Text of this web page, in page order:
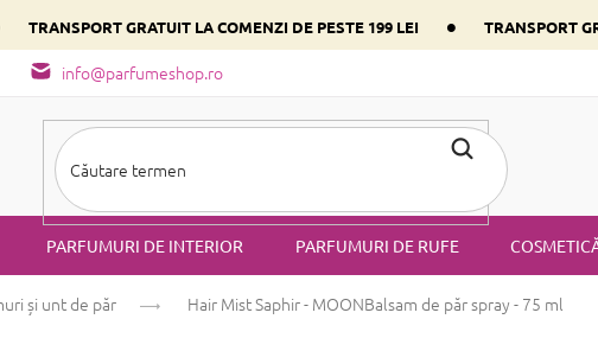
TRANSPORT GRATUIT LA COMENZI DE PESTE 199 LEI • TRANSPORT
info@parfumeshop.ro
- tipuri de miros Alege parfumul inimii tale conform componentului dominant
PARFUMURI DE INTERIOR PARFUMURI DE RUFE
și unt de păr Hair Mist Saphir - MOONBalsam de păr spray - 75 ml